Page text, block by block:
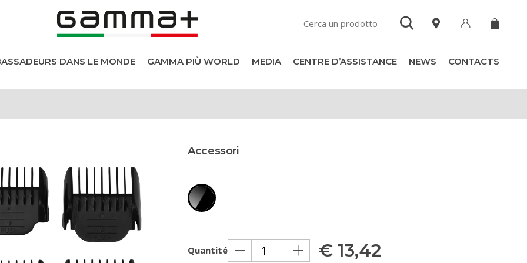
DANS LE MONDE GAMMA PIÙ WORLD MEDIA CENTRE D’ASSISTANCE NEWS CONTACTS
Accessori
Quantité € 13,42